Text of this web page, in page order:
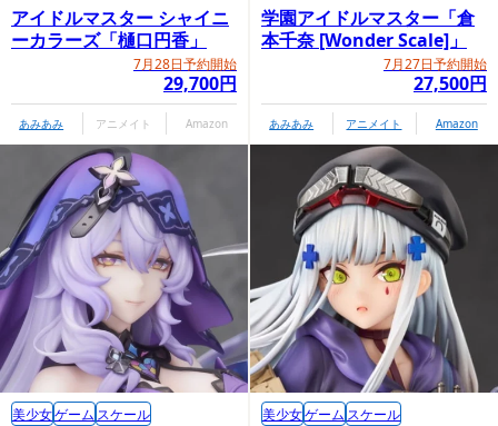
アイドルマスター シャイニ
ーカラーズ「樋口円香」
7月28日予約開始
29,700円
あみあみ アニメイト Amazon
学園アイドルマスター「倉
本千奈 [Wonder Scale]」
7月27日予約開始
27,500円
あみあみ アニメイト Amazon
美少女ゲーム スケール 美少女ゲーム スケール